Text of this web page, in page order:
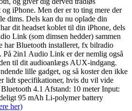
iPhone. Men der er to ting mere der
dims. Dels kan du nu oplade din
dit headset koblet til din iPhone, dels
Link (som dimsen hedder) sammen
har Bluetooth installeret, fx bilradio
2in1 Audio Link er der nemlig også
til dit audioanlægs AUX-indgang.
lille gadget, og så koster den ikke
lidt specifikationer, hvis du vil vide
4.1 Afstand: 10 meter Input:
95 mAh Li-polymer battery
her)